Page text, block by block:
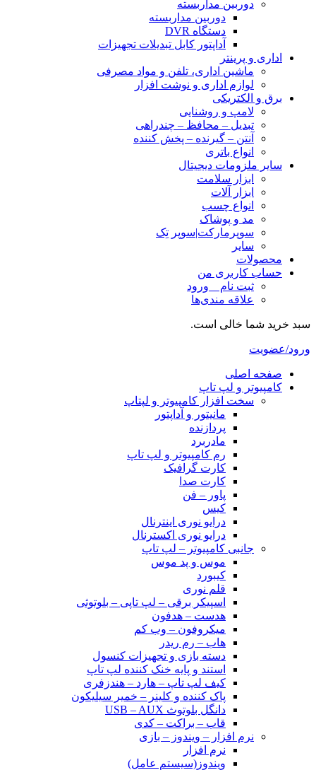
دوربین مداربسته
دوربین مداربسته
دستگاه DVR
آداپتور کابل تبدیلات تجهیزات
اداری و پرینتر
ماشین اداری، تلفن و مواد مصرفی
لوازم اداری و نوشت افزار
برق و الکتریکی
لامپ و روشنایی
تبدیل – محافظ – چندراهی
آنتن – گیرنده – پخش کننده
انواع باتری
سایر ملزومات دیجیتال
ابزار سلامت
ابزار آلات
انواع چسب
مد و پوشاک
سوپرمارکت|سوپر تِک
سایر
محصولات
حساب کاربری من
ثبت نام _ ورود
علاقه مندی‌ها
سبد خرید شما خالی است.
ورود/عضویت
صفحه اصلی
کامپیوتر و‌‌‌‌‌ لپ تاپ
سخت افزار کامپیوتر و لپتاپ
مانیتور و آداپتور
پردازنده
مادربرد
رم کامپیوتر و لپ تاپ
کارت گرافیک
کارت صدا
پاور – فن
کیس
درایو نوری اینترنال
درایو نوری اکسترنال
جانبی کامپیوتر – لپ تاپ
موس و پد موس
کیبورد
قلم نوری
اسپیکر برقی – لپ تاپی – بلوتوثی
هدست – هدفون
میکروفون – وب کم
هاب – رم ریدر
دسته بازی و تجهیزات کنسول
استند و پایه خنک کننده لپ تاپ
کیف لپ تاپ – هارد – هندزفری
پاک کننده و کلینر – خمیر سیلیکون
دانگل بلوتوث USB – AUX
قاب – براکت – کدی
نرم افزار – ویندوز – بازی
نرم افزار
ویندوز(سیستم عامل)